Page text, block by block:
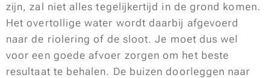
zijn, zal niet alles tegelijkertijd in de grond komen.
Het overtollige water wordt daarbij afgevoerd
naar de riolering of de sloot. Je moet dus wel
voor een goede afvoer zorgen om het beste
resultaat te behalen. De buizen doorleggen naar